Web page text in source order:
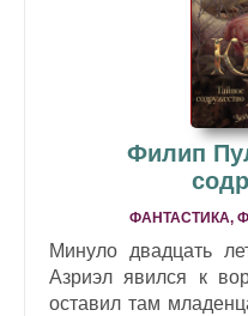
Филип
ФАНТАСТИКА,
Минуло двадцать
Азриэл явился к
оставил там